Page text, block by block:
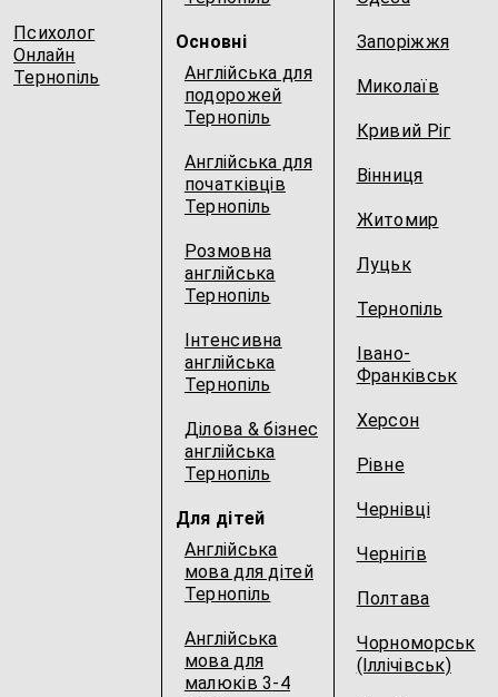
Психолог
Онлайн
Тернопіль
Основні
Англійська для
подорожей
Тернопіль
Англійська для
початківців
Тернопіль
Розмовна
англійська
Тернопіль
Інтенсивна
англійська
Тернопіль
Ділова & бізнес
англійська
Тернопіль
Для дітей
Англійська
мова для дітей
Тернопіль
Англійська
мова для
малюків 3-4
Запоріжжя
Миколаїв
Кривий Ріг
Вінниця
Житомир
Луцьк
Тернопіль
Івано-
Франківськ
Херсон
Рівне
Чернівці
Чернігів
Полтава
Чорноморськ
(Іллічівськ)